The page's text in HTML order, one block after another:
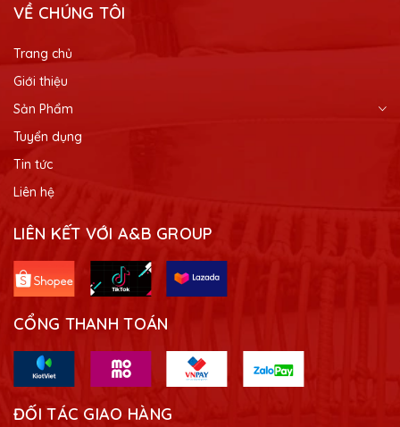
VỀ CHÚNG TÔI
Trang chủ
Giới thiệu
Sản Phẩm
Tuyển dụng
Tin tức
Liên hệ
LIÊN KẾT VỚI A&B GROUP
CỔNG THANH TOÁN
ĐỐI TÁC GIAO HÀNG